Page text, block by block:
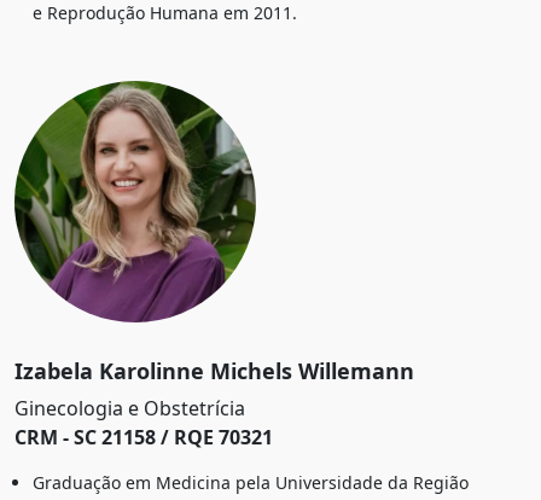
e Reprodução Humana em 2011.
Izabela Karolinne Michels Willemann
Ginecologia e Obstetrícia
CRM - SC 21158 / RQE 70321
Graduação em Medicina pela Universidade da Região